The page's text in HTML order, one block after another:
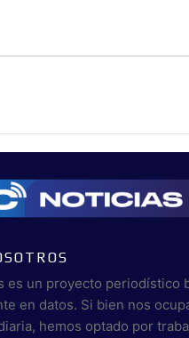
es un proyecto periodístico
en datos. Si bien nos
hemos optado por